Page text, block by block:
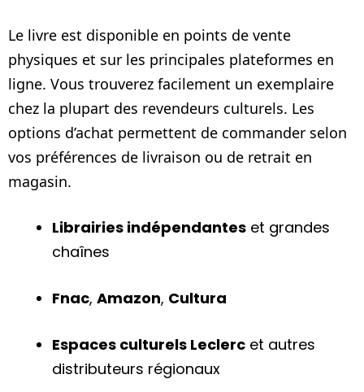
Le livre est disponible en points de vente
physiques et sur les principales plateformes en
ligne. Vous trouverez facilement un exemplaire
chez la plupart des revendeurs culturels. Les
options d’achat permettent de commander selon
vos préférences de livraison ou de retrait en
magasin.
Librairies indépendantes et grandes
chaînes
Fnac, Amazon, Cultura
Espaces culturels Leclerc et autres
distributeurs régionaux